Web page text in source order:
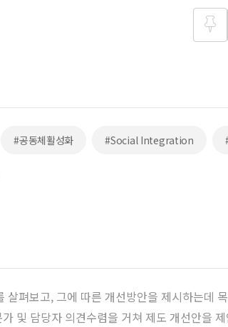
#공동체활성화 #Social Integration
펴보고, 그에 따른 개선방안을 제시하는데
및 담당자 의견수렴을 거쳐 제도 개선안을